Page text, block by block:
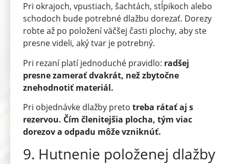
Pri okrajoch, vpustiach, šachtách, stĺpikoch alebo
schodoch bude potrebné dlažbu dorezať. Dorezy
robte až po položení väčšej časti plochy, aby ste
presne videli, aký tvar je potrebný.
Pri rezaní platí jednoduché pravidlo: radšej
presne zamerať dvakrát, než zbytočne
znehodnotiť materiál.
Pri objednávke dlažby preto treba rátať aj s
rezervou. Čím členitejšia plocha, tým viac
dorezov a odpadu môže vzniknúť.
9. Hutnenie položenej dlažby